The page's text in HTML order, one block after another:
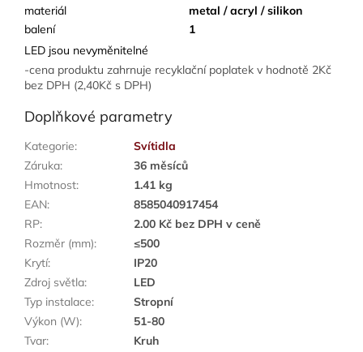
materiál
metal / acryl / silikon
balení
1
LED jsou nevyměnitelné
-cena produktu zahrnuje recyklační poplatek v hodnotě 2Kč
bez DPH (2,40Kč s DPH)
Doplňkové parametry
Kategorie:
Svítidla
Záruka:
36 měsíců
Hmotnost:
1.41 kg
EAN:
8585040917454
RP:
2.00 Kč bez DPH v ceně
Rozměr (mm):
≤500
Krytí:
IP20
Zdroj světla:
LED
Typ instalace:
Stropní
Výkon (W):
51-80
Tvar:
Kruh